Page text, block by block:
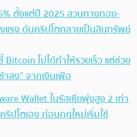
ตั้งแต่ปี 2025 สวนทางทอง-
แรง ดันคริปโตกลายเป็นสินทรัพย์
ไม่ได้ทำให้รวยเร็ว แต่ช่วย
ลง” จากเงินเฟ้อ
Wallet ในรัสเซียพุ่งสูง 2 เท่า
ปโตเอง ก่อนกฎใหม่เริ่มใช้